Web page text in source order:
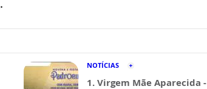
.
NOTÍCIAS
1. Virgem Mãe Aparecida -